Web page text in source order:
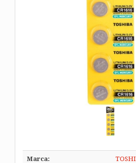
Marca: